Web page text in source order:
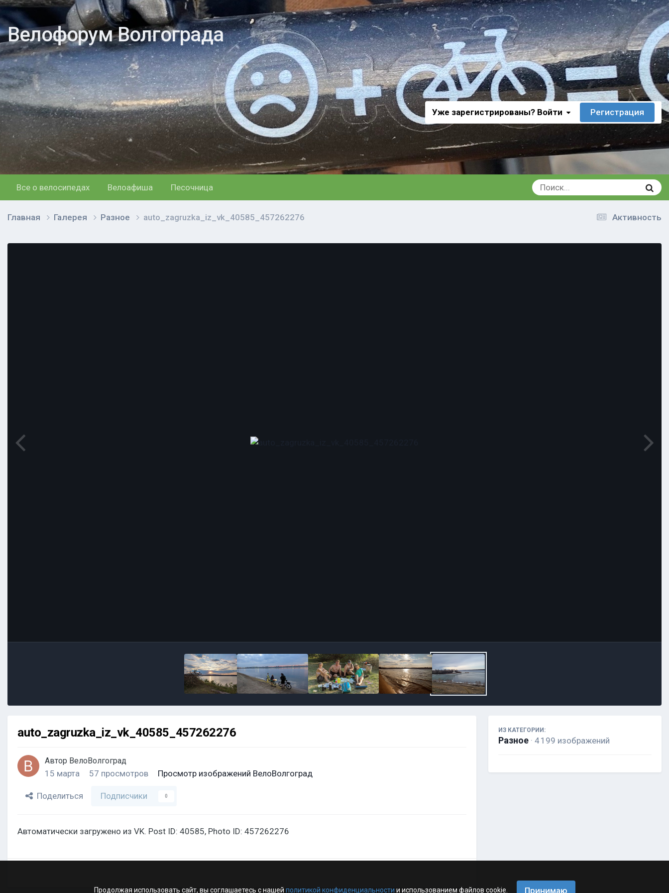
Велофорум Волгограда
Уже зарегистрированы? Войти Регистрация
Все о велосипедах Велоафиша Песочница
Активность
Главная Галерея Разное auto_zagruzka_iz_vk_40585_457262276
auto_zagruzka_iz_vk_40585_457262276
Автор ВелоВолгоград
15 марта 57 просмотров Просмотр изображений ВелоВолгоград
Поделиться Подписчики 0
Автоматически загружено из VK. Post ID: 40585, Photo ID: 457262276
ИЗ КАТЕГОРИИ:
Разное · 4 199 изображений
Продолжая использовать сайт, вы соглашаетесь с нашей политикой конфиденциальности и использованием файлов cookie. Принимаю